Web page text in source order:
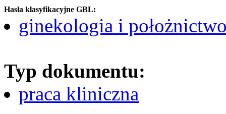
Hasła klasyfikacyjne GBL:
ginekologia i
Typ dokumentu:
praca kliniczna